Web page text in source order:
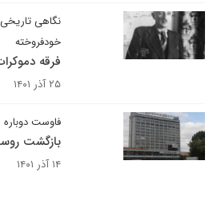
نگاهی
خودفروخته
فرقه
۲۵ آذر ۱۴۰۱
فاوست
بازگشت
۱۴ آذر ۱۴۰۱